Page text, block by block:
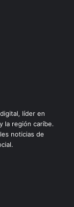
líder en
la región caríbe.
noticias de